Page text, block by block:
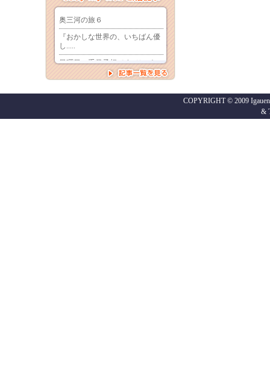
COPYRIGHT © 2009
&